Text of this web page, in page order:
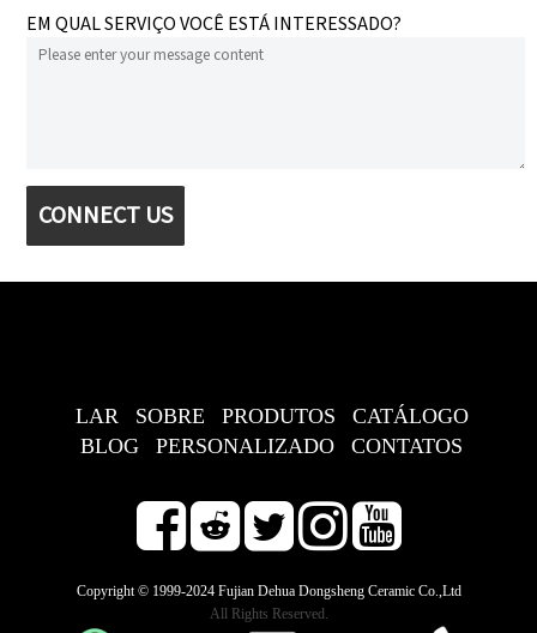
EM QUAL SERVIÇO VOCÊ ESTÁ INTERESSADO?
CONNECT US
LAR SOBRE PRODUTOS
CATÁLOGO
BLOG
PERSONALIZADO CONTATOS
Copyright © 1999-2024 Fujian Dehua Dongsheng Ceramic Co.,Ltd
All Rights Reserved.